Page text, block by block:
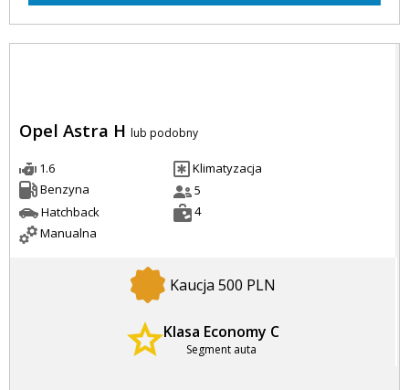
Opel Astra H lub podobny
1.6
Benzyna
Hatchback
Manualna
Klimatyzacja
5
4
Kaucja 500 PLN
Klasa Economy C
Segment auta